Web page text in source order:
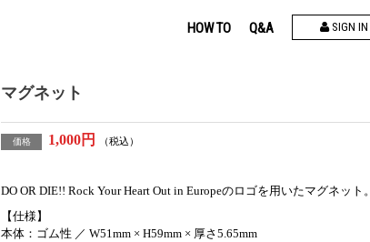
HOW TO Q&A SIGN IN
マグネット
価格 1,000円 （税込）
DO OR DIE!! Rock Your Heart Out in Europeのロゴを用いたマグネット。
【仕様】
本体：ゴム性 ／ W51mm × H59mm × 厚さ5.65mm